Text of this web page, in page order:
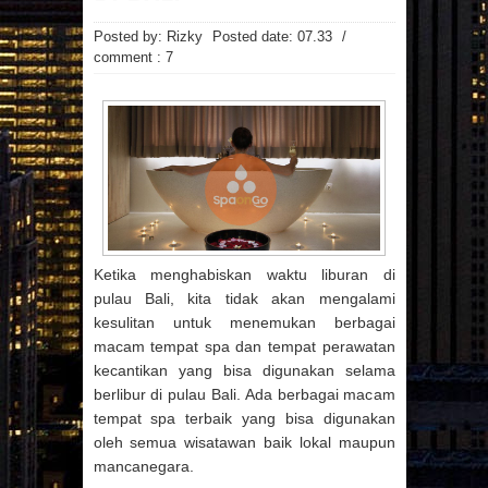
MANFAAT MAJU
MASAKAN
MINUMAN
OTOMOTIF
PAKAIAN
PEMBANGUNAN
PROPERTI
RESATURANT
RESEP
REVIEW
SMARTPHONE
SNAPPY
SPA
SPORTS
TECHNOLOGY
TEKNOLOGI
TIPS
TRAVEL
TREVEL
UMUM
UNIVERSITAS
VIDEO
WANITA WISATA
Arsip Blog
► 2026 (7) ► 2025 (17)
► 2020 (29) ► 2019 (123)
► 2018 (135)
▼ 2017 (86)
► DESEMBER (4)
► NOVEMBER
► 2016 (107) ► 2015 (50)
Posted by: Rizky Posted date: 07.33
/
comment : 7
Ketika menghabiskan waktu liburan di
pulau Bali, kita tidak akan mengalami
kesulitan untuk menemukan berbagai
macam tempat spa dan tempat perawatan
kecantikan yang bisa digunakan selama
berlibur di pulau Bali. Ada berbagai macam
tempat spa terbaik yang bisa digunakan
oleh semua wisatawan baik lokal maupun
mancanegara.